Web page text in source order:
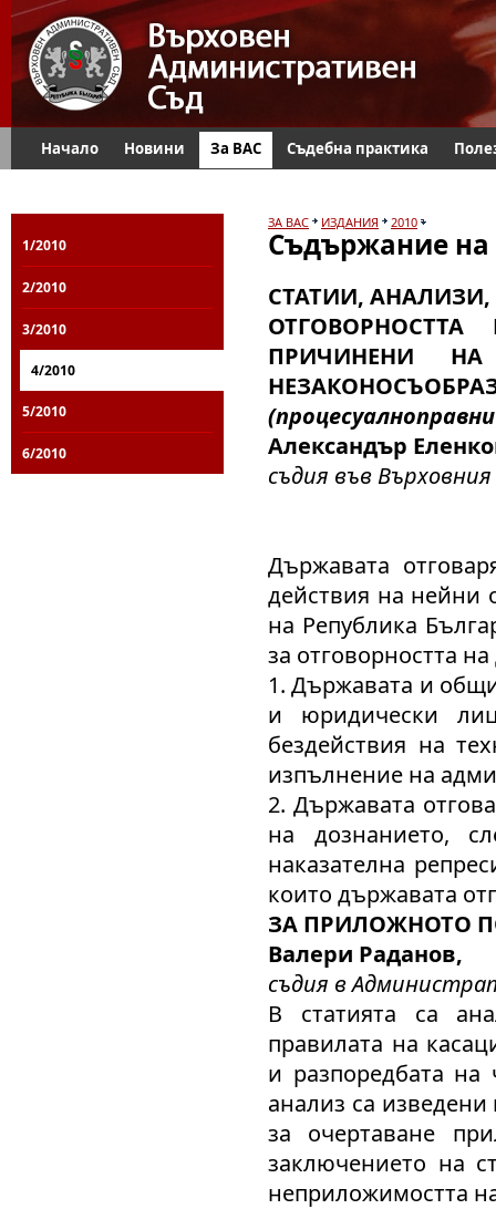
Начало Новини За ВАС Съдебна практика
1/2010
2/2010
3/2010
4/2010
5/2010
6/2010
ЗА ВАС ИЗДАНИЯ 2010
Съдържание на
СТАТИИ,
ПРИЧИНЕНИ
Александър
съдия във
Държавата
действия на нейни
на Република
за отговорността
1. Държавата и
и юридически
бездействия на
изпълнение на
2. Държавата
на дознанието,
наказателна
които държавата
ЗА ПРИЛОЖНОТО
Валери Раданов,
съдия в
В статията са
правилата на
и разпоредбата
анализ са
за очертаване
заключението на
неприложимостта